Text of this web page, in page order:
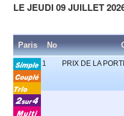
LE JEUDI 09 JUILLET
Paris No
1 PRIX DE LA